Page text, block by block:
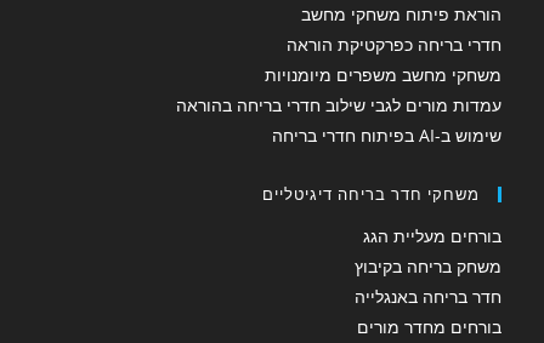
הוראת פיתוח משחקי מחשב
חדרי בריחה כפרקטיקת הוראה
משחקי מחשב משפרים מיומנויות
עמדות מורים לגבי שילוב חדרי בריחה בהוראה
שימוש ב-AI בפיתוח חדרי בריחה
משחקי חדר בריחה דיגיטליים
בורחים מעליית הגג
משחק בריחה בקיבוץ
חדר בריחה באנגלייה
בורחים מחדר מורים